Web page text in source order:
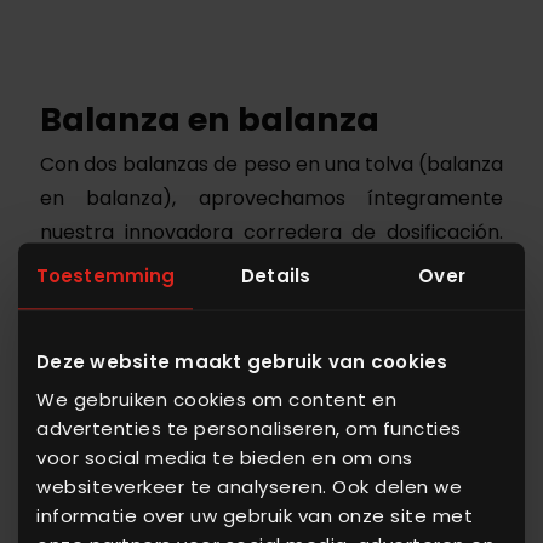
Toestemming Details Over
Deze website maakt gebruik van cookies
We gebruiken cookies om content en
advertenties te personaliseren, om functies
voor social media te bieden en om ons
websiteverkeer te analyseren. Ook delen we
informatie over uw gebruik van onze site met
Balanza en balanza
Con dos balanzas de peso en una tolva (balanza
en balanza), aprovechamos íntegramente
nuestra innovadora corredera de dosificación.
La dosificación de grandes cantidades
balanza pequeña— logra un caudal elevado con
una excelente precisión. Ahora, la balanza
adecuada se selecciona automáticamente,
reduciendo la cantidad de silos que necesita.